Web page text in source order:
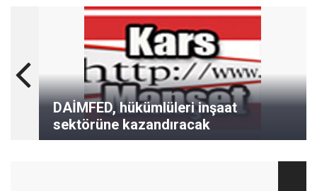
DAİMFED, hükümlüleri inşaat
sektörüne kazandıracak